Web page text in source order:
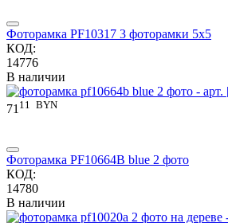
Фоторамка PF10317 3 фоторамки 5x5
КОД:
14776
В наличии
71 11 BYN
Фоторамка PF10664B blue 2 фото
КОД:
14780
В наличии